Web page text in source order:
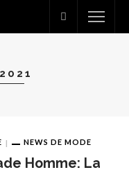
NEWS DE MODE
Homme: La